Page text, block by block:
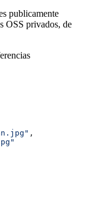
publicamente
OSS privados, de
,